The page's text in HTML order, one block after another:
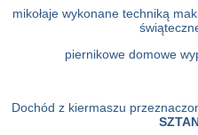
mikołaje wykonane techniką
piernikowe domowe
Dochód z kiermaszu